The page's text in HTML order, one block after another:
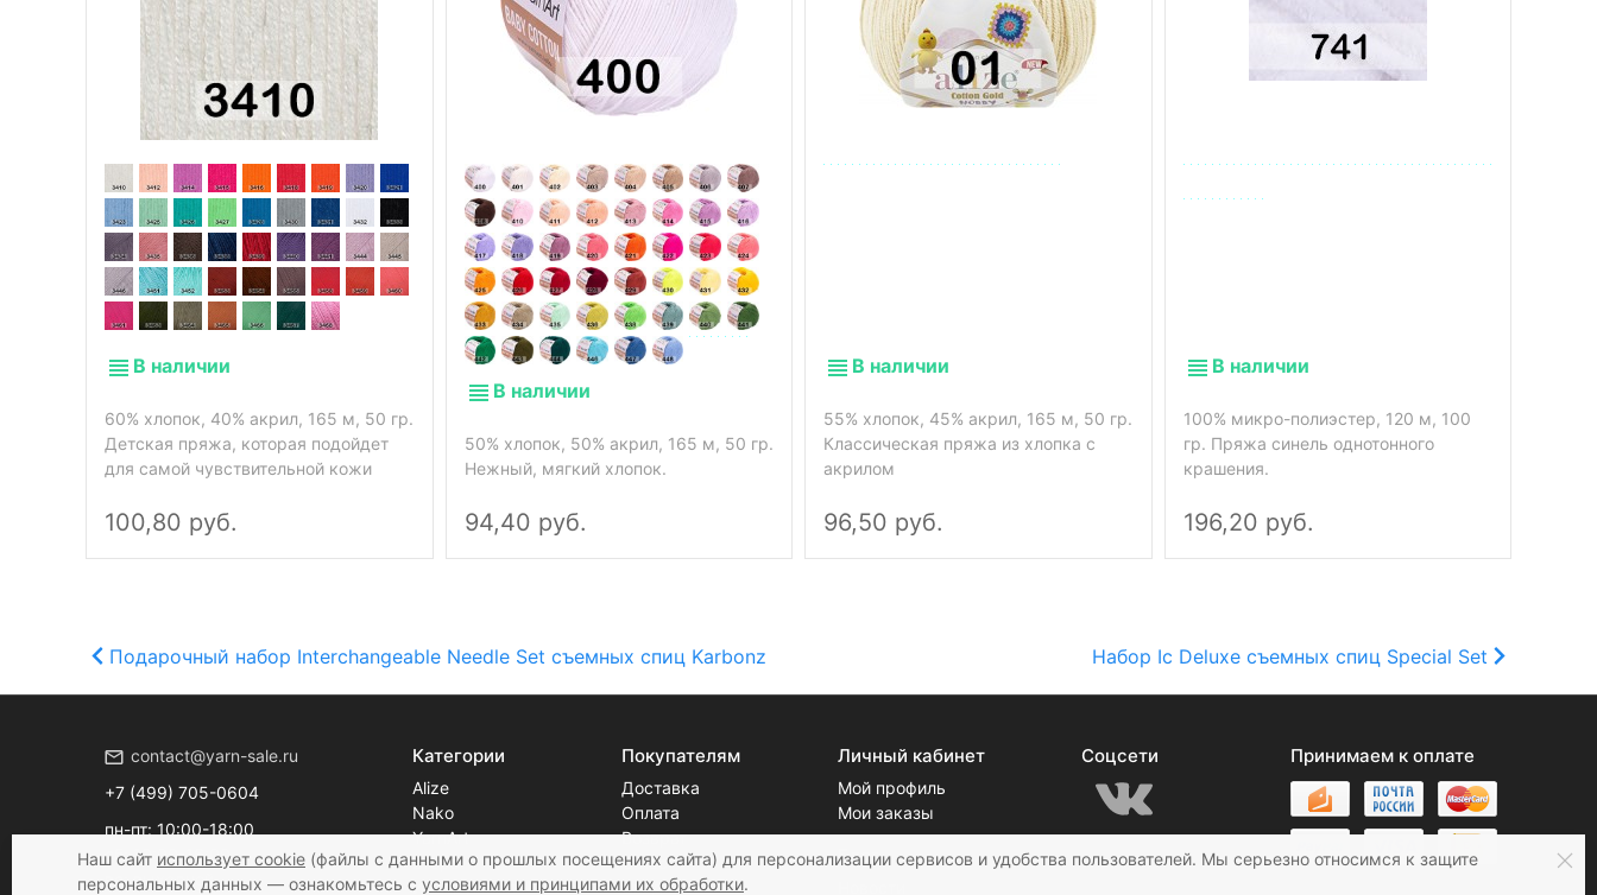
60% хлопок, 40% акрил, 165 м, 50 гр.
Детская пряжа, которая подойдет
100,80 руб.
50% хлопок, 50% акрил, 165 м, 50 гр.
94,40 руб.
55% хлопок, 45% акрил, 165 м, 50 гр.
Классическая пряжа из хлопка с
96,50 руб.
100% микро-полиэстер, 120 м, 100
гр. Пряжа синель однотонного
196,20 руб.
Подарочный набор Interchangeable Needle Set съемных спиц Karbonz Набор Ic Deluxe съемных спиц Special Set
contact@yarn-sale.ru
+7 (499) 705-0604
пн-пт: 10:00-18:00
сб: 10:00-16:00
Категории
Alize
YarnArt
Покупателям
Доставка
Возврат
Личный кабинет
Мой профиль
Соцсети Принимаем к оплате
Наш сайт использует cookie (файлы с данными о прошлых посещениях сайта) для персонализации сервисов и удобства пользователей. Мы серьезно относимся к защите
персональных данных — ознакомьтесь с условиями и принципами их обработки.